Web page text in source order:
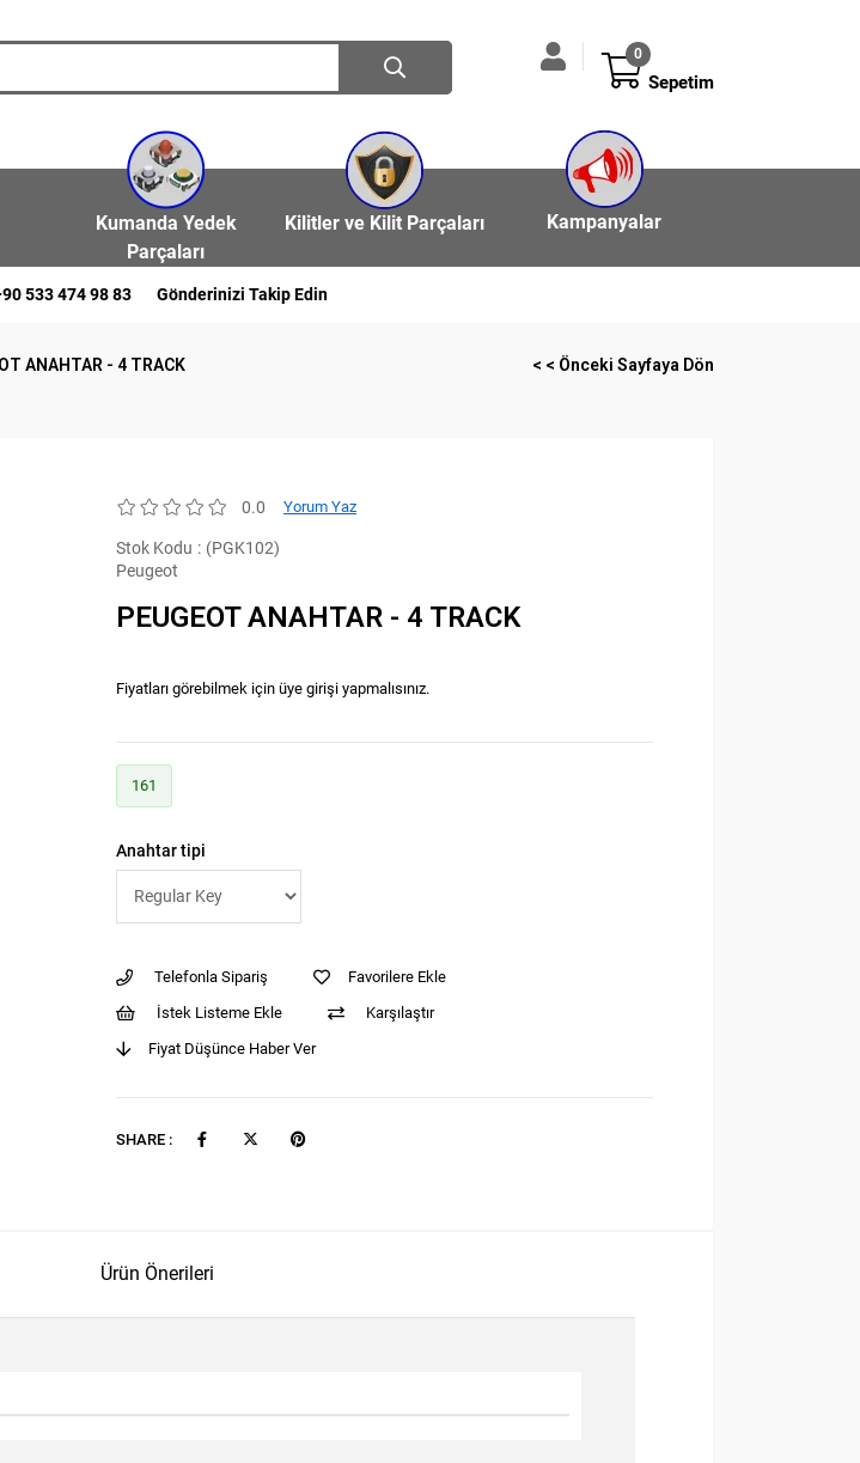
Sepetim
0
Kumanda Yedek
Parçaları
Kilitler ve Kilit Parçaları Kampanyalar
533 474 98 83 Gönderinizi Takip Edin
ANAHTAR - 4 TRACK < < Önceki Sayfaya Dön
0.0 Yorum Yaz
Stok Kodu
(PGK102)
Peugeot
PEUGEOT ANAHTAR - 4 TRACK
Fiyatları görebilmek için üye girişi yapmalısınız.
161
Anahtar tipi
Telefonla Sipariş
Favorilere Ekle
İstek Listeme Ekle
Karşılaştır
Fiyat Düşünce Haber Ver
SHARE :
Ürün Önerileri